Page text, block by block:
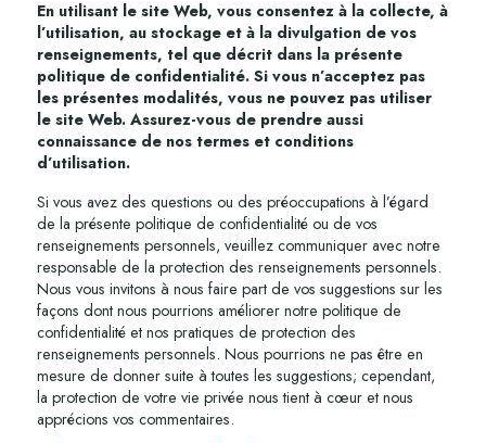
En utilisant le site Web, vous consentez à la collecte, à
l’utilisation, au stockage et à la divulgation de vos
renseignements, tel que décrit dans la présente
politique de confidentialité. Si vous n’acceptez pas
les présentes modalités, vous ne pouvez pas utiliser
le site Web. Assurez-vous de prendre aussi
connaissance de nos termes et conditions
d’utilisation.
Si vous avez des questions ou des préoccupations à l’égard
de la présente politique de confidentialité ou de vos
renseignements personnels, veuillez communiquer avec notre
responsable de la protection des renseignements personnels.
Nous vous invitons à nous faire part de vos suggestions sur les
façons dont nous pourrions améliorer notre politique de
confidentialité et nos pratiques de protection des
renseignements personnels. Nous pourrions ne pas être en
mesure de donner suite à toutes les suggestions; cependant,
la protection de votre vie privée nous tient à cœur et nous
apprécions vos commentaires.